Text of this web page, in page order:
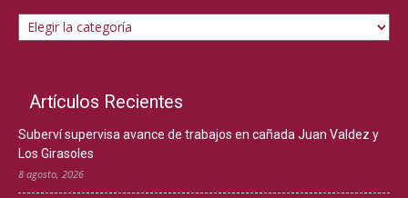
Temas
Artículos Recientes
Suberví supervisa avance de trabajos en cañada Juan Valdez y
Los Girasoles
8 agosto, 2026